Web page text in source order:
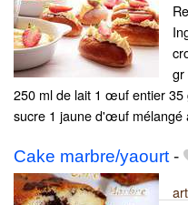
gr
250 ml de lait 1 œuf entier 35
sucre 1 jaune d'œuf mélangé
Cake marbre/yaourt-